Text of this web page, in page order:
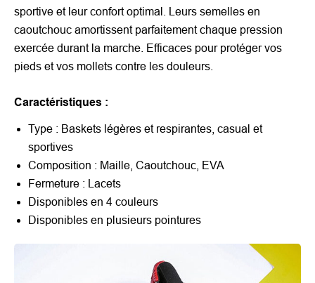
sportive et leur confort optimal. Leurs semelles en
caoutchouc amortissent parfaitement chaque pression
exercée durant la marche. Efficaces pour protéger vos
pieds et vos mollets contre les douleurs.
Caractéristiques :
Type : Baskets légères et respirantes, casual et
sportives
Composition : Maille, Caoutchouc, EVA
Fermeture : Lacets
Disponibles en 4 couleurs
Disponibles en plusieurs pointures